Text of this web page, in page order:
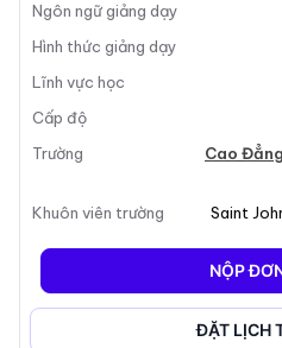
Tổng Quan
Chương trìnhKỹ Thuật Xây
thiết kế để trang bị cho sinh
thiết cho việc thiết kế hệ
và đô thị. Trong năm đầu
các kiến thức cơ bản về
Ngôn ngữ giảng dạy
Hình thức giảng dạy
Lĩnh vực học
Cấp độ
Trường
Cao
Khuôn viên trường
Saint
NỘP
ĐẶT LỊCH